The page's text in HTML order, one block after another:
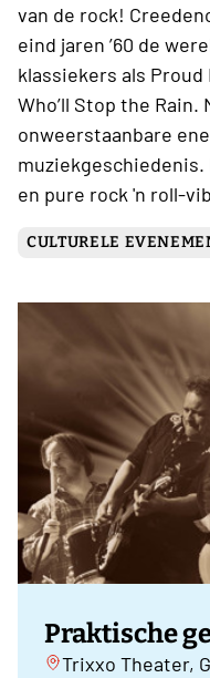
van de rock!
eind jaren ’60 de
klassiekers als Proud
Who’ll Stop the
onweerstaanbare
muziekgeschiedenis.
en pure rock 'n roll-
CULTURELE
Praktische
Trixxo Theater,